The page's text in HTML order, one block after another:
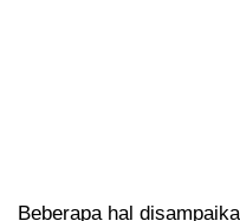
Beberapa hal